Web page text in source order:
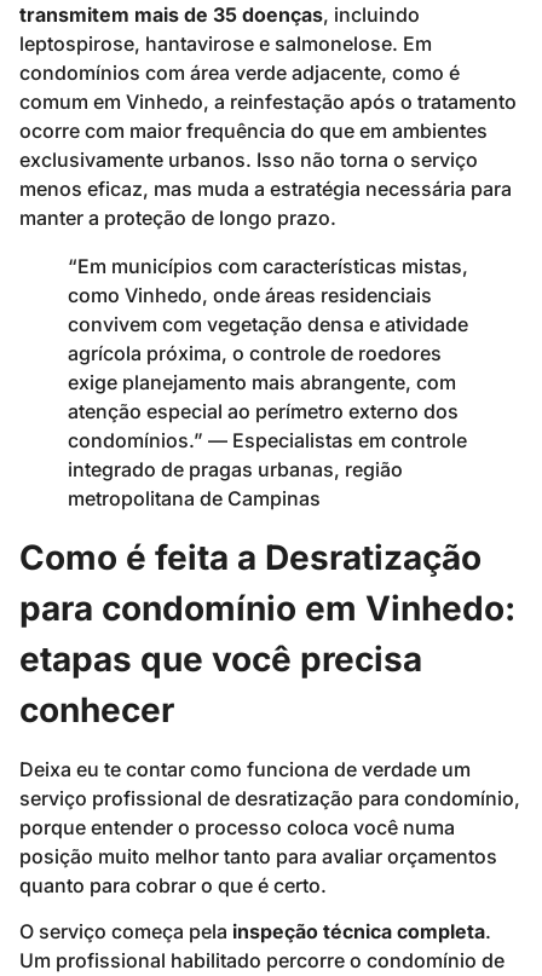
transmitem mais de 35 doenças, incluindo
leptospirose, hantavirose e salmonelose. Em
condomínios com área verde adjacente, como é
comum em Vinhedo, a reinfestação após o tratamento
ocorre com maior frequência do que em ambientes
exclusivamente urbanos. Isso não torna o serviço
menos eficaz, mas muda a estratégia necessária para
manter a proteção de longo prazo.
“Em municípios com características mistas,
como Vinhedo, onde áreas residenciais
convivem com vegetação densa e atividade
agrícola próxima, o controle de roedores
exige planejamento mais abrangente, com
atenção especial ao perímetro externo dos
condomínios.” — Especialistas em controle
integrado de pragas urbanas, região
metropolitana de Campinas
Como é feita a Desratização
para condomínio em Vinhedo:
etapas que você precisa
conhecer
Deixa eu te contar como funciona de verdade um
serviço profissional de desratização para condomínio,
porque entender o processo coloca você numa
posição muito melhor tanto para avaliar orçamentos
quanto para cobrar o que é certo.
O serviço começa pela inspeção técnica completa.
Um profissional habilitado percorre o condomínio de